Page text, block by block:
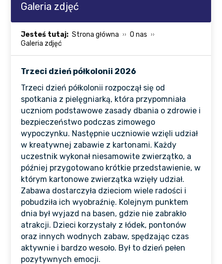
Galeria zdjęć
Jesteś tutaj: Strona główna
O nas
Galeria zdjęć
Trzeci dzień półkolonii 2026
Trzeci dzień półkolonii rozpoczął się od
spotkania z pielęgniarką, która przypomniała
uczniom podstawowe zasady dbania o zdrowie i
bezpieczeństwo podczas zimowego
wypoczynku. Następnie uczniowie wzięli udział
w kreatywnej zabawie z kartonami. Każdy
uczestnik wykonał niesamowite zwierzątko, a
później przygotowano krótkie przedstawienie, w
którym kartonowe zwierzątka wzięły udział.
Zabawa dostarczyła dzieciom wiele radości i
pobudziła ich wyobraźnię. Kolejnym punktem
dnia był wyjazd na basen, gdzie nie zabrakło
atrakcji. Dzieci korzystały z łódek, pontonów
oraz innych wodnych zabaw, spędzając czas
aktywnie i bardzo wesoło. Był to dzień pełen
pozytywnych emocji.